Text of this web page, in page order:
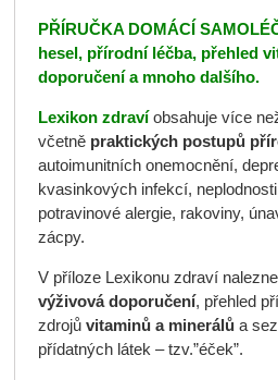
PŘÍRUČKA DOMÁCÍ
hesel, přírodní léčba, přehled
doporučení a mnoho dalšího.
Lexikon zdravíobsahuje více
včetně praktických postupů
autoimunitních onemocnění,
kvasinkových infekcí,
potravinové alergie, rakoviny,
zácpy.
V příloze Lexikonu zdraví
výživová doporučení, přehled
zdrojů vitaminů a minerálůa
přídatných látek – tzv.”éček”.